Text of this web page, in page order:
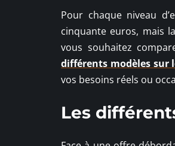
Pour chaque niveau
cinquante euros, mais
vous souhaitez
différents modèles sur
vos besoins réels ou
Les